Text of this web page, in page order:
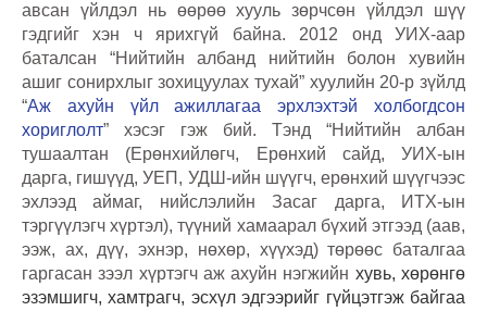
авсан үйлдэл нь өөрөө хууль зөрчсөн үйлдэл шүү
гэдгийг хэн ч ярихгүй байна. 2012 онд УИХ-аар
баталсан “Нийтийн албанд нийтийн болон хувийн
ашиг сонирхлыг зохицуулах тухай” хуулийн 20-р зүйлд
“Аж ахуйн үйл ажиллагаа эрхлэхтэй холбогдсон
хориглолт” хэсэг гэж бий. Тэнд “Нийтийн албан
тушаалтан (Ерөнхийлөгч, Ерөнхий сайд, УИХ-ын
дарга, гишүүд, УЕП, УДШ-ийн шүүгч, ерөнхий шүүгчээс
эхлээд аймаг, нийслэлийн Засаг дарга, ИТХ-ын
тэргүүлэгч хүртэл), түүний хамаарал бүхий этгээд (аав,
ээж, ах, дүү, эхнэр, нөхөр, хүүхэд) төрөөс баталгаа
гаргасан зээл хүртэгч аж ахуйн нэгжийн хувь, хөрөнгө
эзэмшигч, хамтрагч, эсхүл эдгээрийг гүйцэтгэж байгаа